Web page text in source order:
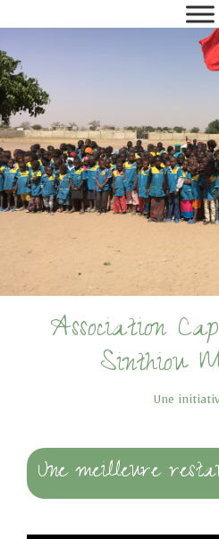
Association
Sinthiou
Une
Une meilleure